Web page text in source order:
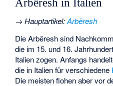
Arbëresh in Italien
→Hauptartikel:Arbëresh
Die Arbëresh sind
die im 15. und 16.
Italien zogen. Anfangs
die in Italien für verschiedene
Die meisten flohen aber vor